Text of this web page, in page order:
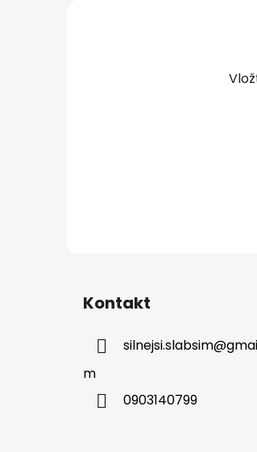
Kontakt
silnejsi.slabsim@
m
0903140799